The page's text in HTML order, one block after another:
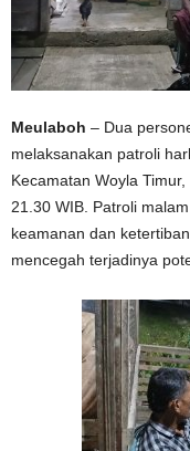
Meulaboh – Dua
melaksanakan patroli
Kecamatan Woyla
21.30 WIB. Patroli
keamanan dan
mencegah terjadinya